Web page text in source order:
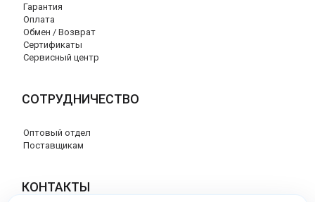
Гарантия
Оплата
Обмен / Возврат
Сертификаты
Сервисный центр
СОТРУДНИЧЕСТВО
Оптовый отдел
Поставщикам
КОНТАКТЫ